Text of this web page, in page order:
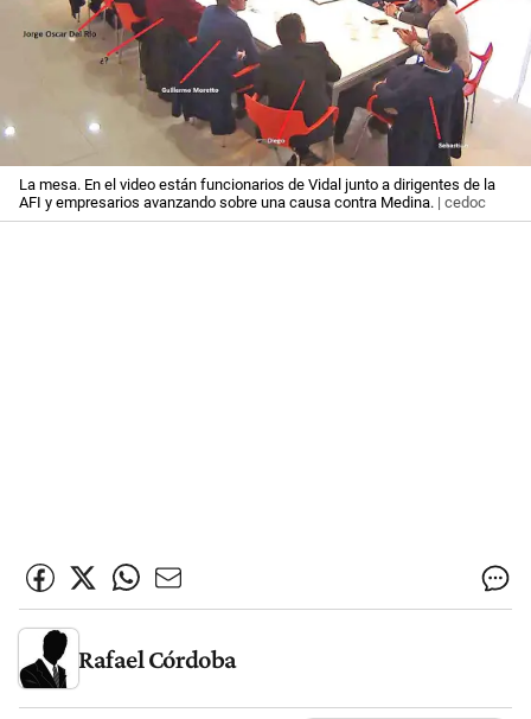
La mesa. En el video están funcionarios de Vidal junto a dirigentes de la
AFI y empresarios avanzando sobre una causa contra Medina. | cedoc
Rafael Córdoba